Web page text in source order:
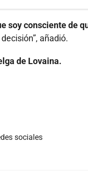
soy consciente de
añadió.
de Lovaina.
sociales